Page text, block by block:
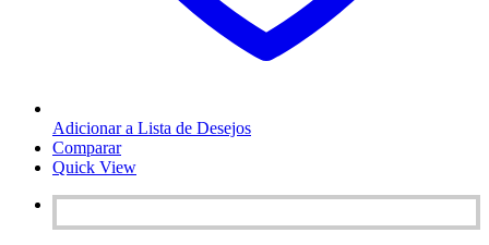
Adicionar a Lista de Desejos
Comparar
Quick View